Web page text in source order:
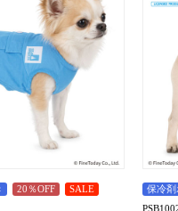
20％OFF SALE 保冷剤